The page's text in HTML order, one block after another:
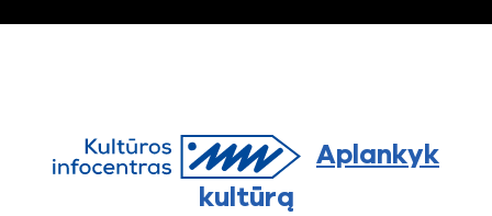
Aplankyk
kultūrą